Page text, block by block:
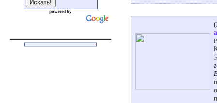
powered by